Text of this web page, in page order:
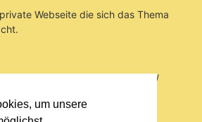
um unsere
Webseite die sich das Thema
https://www.bierkreiszeichen.at/
Brauereien/Fundstücke und
Brauerei Gols